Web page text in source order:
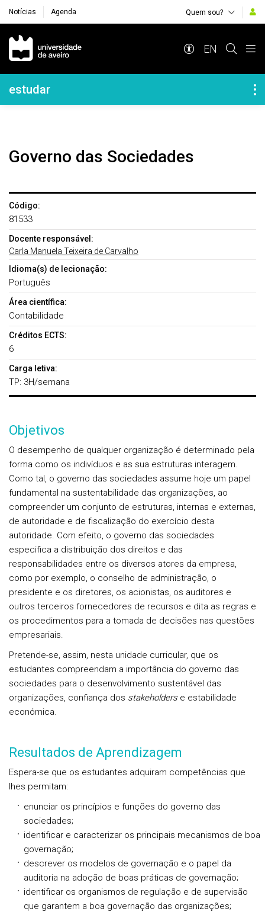
Notícias Agenda Quem sou?
Navegação Principal
EN
Navegação Lateral
estudar
Governo das Sociedades
Código:
81533
Docente responsável:
Carla Manuela Teixeira de Carvalho
Idioma(s) de lecionação:
Português
Área científica:
Contabilidade
Créditos ECTS:
6
Carga letiva:
TP: 3H/semana
Objetivos
O desempenho de qualquer organização é determinado pela
forma como os indivíduos e as sua estruturas interagem.
Como tal, o governo das sociedades assume hoje um papel
fundamental na sustentabilidade das organizações, ao
compreender um conjunto de estruturas, internas e externas,
de autoridade e de fiscalização do exercício desta
autoridade. Com efeito, o governo das sociedades
especifica a distribuição dos direitos e das
responsabilidades entre os diversos atores da empresa,
como por exemplo, o conselho de administração, o
presidente e os diretores, os acionistas, os auditores e
outros terceiros fornecedores de recursos e dita as regras e
os procedimentos para a tomada de decisões nas questões
empresariais.
Pretende-se, assim, nesta unidade curricular, que os
estudantes compreendam a importância do governo das
sociedades para o desenvolvimento sustentável das
organizações, confiança dos stakeholderse estabilidade
económica.
Resultados de Aprendizagem
Espera-se que os estudantes adquiram competências que
lhes permitam:
enunciar os princípios e funções do governo das
sociedades;
identificar e caracterizar os principais mecanismos de boa
governação;
descrever os modelos de governação e o papel da
auditoria na adoção de boas práticas de governação;
identificar os organismos de regulação e de supervisão
que garantem a boa governação das organizações;